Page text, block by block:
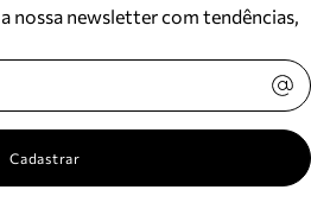
nossa newsletter com tendências,
Cadastrar